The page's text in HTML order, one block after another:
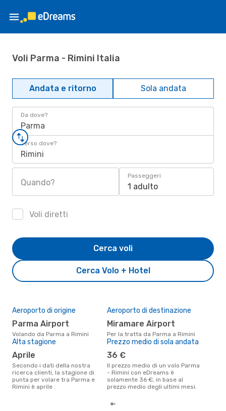
Voli Parma - Rimini Italia
Andata e ritorno Sola andata
Da dove?
Parma
Verso dove?
Rimini
Quando?
Passeggeri
1 adulto
Voli diretti
Cerca Volo + Hotel
Cerca voli
Aeroporto di origine
Parma Airport
Volando da Parma a Rimini
Aeroporto di destinazione
Miramare Airport
Per la tratta da Parma a Rimini
Alta stagione
aprile
Secondo i dati della nostra
ricerca clienti, la stagione di
punta per volare tra Parma e
Rimini è aprile .
Prezzo medio di sola andata
36 €
Il prezzo medio di un volo Parma
- Rimini con eDreams è
solamente 36 €, in base al
prezzo medio degli ultimi mesi.